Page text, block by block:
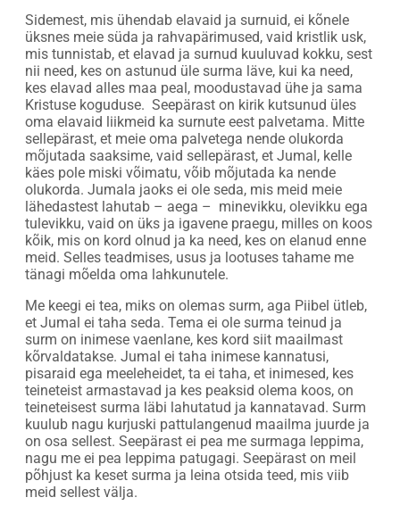
Sidemest, mis ühendab elavaid ja surnuid, ei kõnele
üksnes meie süda ja rahvapärimused, vaid kristlik usk,
mis tunnistab, et elavad ja surnud kuuluvad kokku, sest
nii need, kes on astunud üle surma läve, kui ka need,
kes elavad alles maa peal, moodustavad ühe ja sama
Kristuse koguduse. Seepärast on kirik kutsunud üles
oma elavaid liikmeid ka surnute eest palvetama. Mitte
sellepärast, et meie oma palvetega nende olukorda
mõjutada saaksime, vaid sellepärast, et Jumal, kelle
käes pole miski võimatu, võib mõjutada ka nende
olukorda. Jumala jaoks ei ole seda, mis meid meie
lähedastest lahutab – aega – minevikku, olevikku ega
tulevikku, vaid on üks ja igavene praegu, milles on koos
kõik, mis on kord olnud ja ka need, kes on elanud enne
meid. Selles teadmises, usus ja lootuses tahame me
tänagi mõelda oma lahkunutele.
Me keegi ei tea, miks on olemas surm, aga Piibel ütleb,
et Jumal ei taha seda. Tema ei ole surma teinud ja
surm on inimese vaenlane, kes kord siit maailmast
kõrvaldatakse. Jumal ei taha inimese kannatusi,
pisaraid ega meeleheidet, ta ei taha, et inimesed, kes
teineteist armastavad ja kes peaksid olema koos, on
teineteisest surma läbi lahutatud ja kannatavad. Surm
kuulub nagu kurjuski pattulangenud maailma juurde ja
on osa sellest. Seepärast ei pea me surmaga leppima,
nagu me ei pea leppima patugagi. Seepärast on meil
põhjust ka keset surma ja leina otsida teed, mis viib
meid sellest välja.